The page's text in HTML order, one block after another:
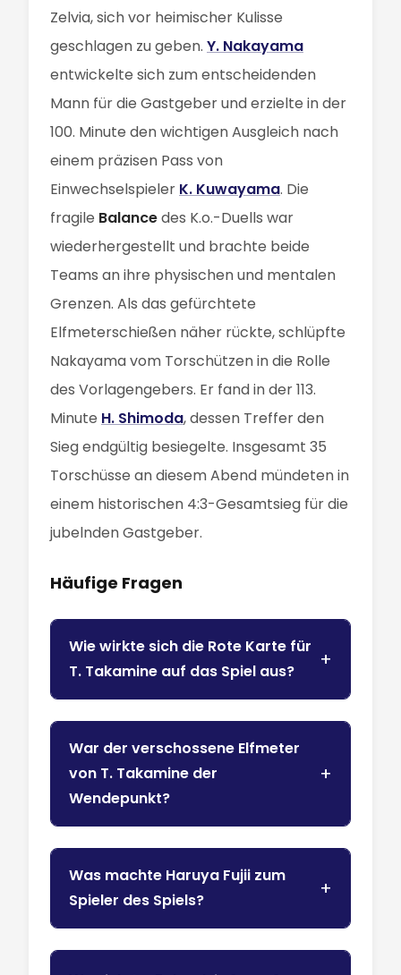
Zelvia, sich vor heimischer Kulisse
geschlagen zu geben. Y. Nakayama
entwickelte sich zum entscheidenden
Mann für die Gastgeber und erzielte in der
100. Minute den wichtigen Ausgleich nach
einem präzisen Pass von
Einwechselspieler K. Kuwayama. Die
fragile Balancedes K.o.-Duells war
wiederhergestellt und brachte beide
Teams an ihre physischen und mentalen
Grenzen. Als das gefürchtete
Elfmeterschießen näher rückte, schlüpfte
Nakayama vom Torschützen in die Rolle
des Vorlagengebers. Er fand in der 113.
Minute H. Shimoda, dessen Treffer den
Sieg endgültig besiegelte. Insgesamt 35
Torschüsse an diesem Abend mündeten in
einem historischen 4:3-Gesamtsieg für die
jubelnden Gastgeber.
Häufige Fragen
Wie wirkte sich die Rote Karte für
T. Takamine auf das Spiel aus?
War der verschossene Elfmeter
von T. Takamine der
Wendepunkt?
Was machte Haruya Fujii zum
Spieler des Spiels?